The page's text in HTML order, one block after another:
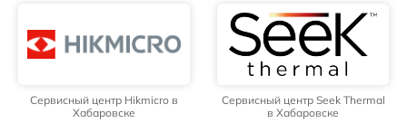
Сервисный центр Hikmicro в
Хабаровске
Сервисный центр Seek Thermal
в Хабаровске